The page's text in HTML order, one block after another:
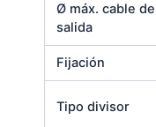
Ø máx. cable de
salida
Fijación
Tipo divisor